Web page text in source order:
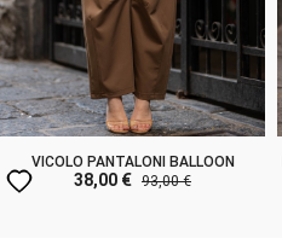
VICOLO PANTALONI BALLOON
38,00 € 93,00 €
favorite